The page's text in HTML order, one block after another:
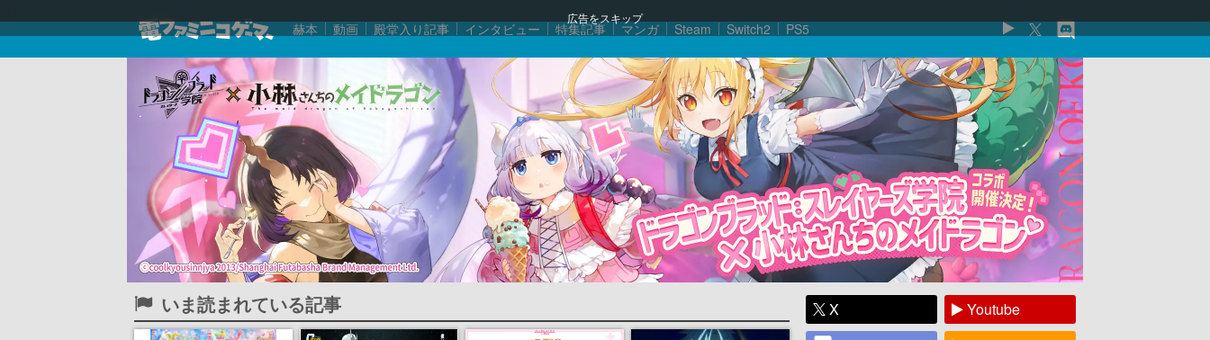
広告をスキップ
赫本 動画 殿堂入り記事 インタビュー 特集記事 マンガ Steam Switch2 PS5
いま読まれている記事 X
Youtube